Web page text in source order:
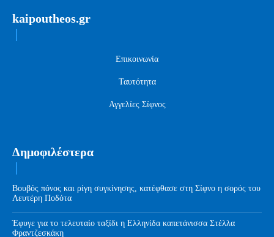
kaipoutheos.gr
Επικοινωνία
Ταυτότητα
Αγγελίες Σίφνος
Δημοφιλέστερα
Βουβός πόνος και ρίγη συγκίνησης, κατέφθασε στη Σίφνο η σορός του
Λευτέρη Ποδότα
Έφυγε για το τελευταίο ταξίδι η Ελληνίδα καπετάνισσα Στέλλα
Φραντζεσκάκη